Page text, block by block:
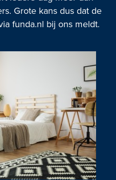
Grote kans dus dat de
funda.nl bij ons meldt.